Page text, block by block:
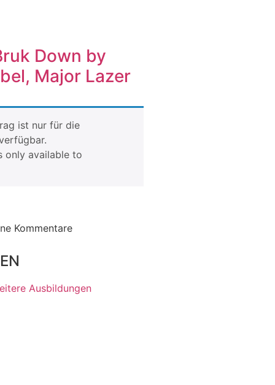
Down by
Major Lazer
ist nur für die
only available to
Kommentare
Ausbildungen